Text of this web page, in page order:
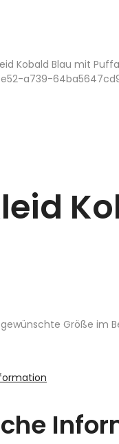
Kobald Blau mit
Größe im